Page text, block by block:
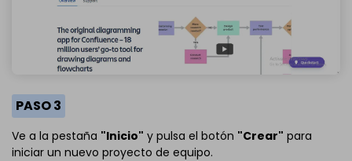
PASO 3
Ve a la pestaña "Inicio" y pulsa el botón "Crear" para
iniciar un nuevo proyecto de equipo.